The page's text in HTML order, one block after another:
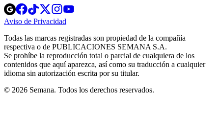
Opens
in
new
Opens
in
new
Opens
in
new
window
Opens
new
windowwindow
Aviso de Privacidad
new
window
Todas las marcas registradas son propiedad de la compañía
respectiva o de PUBLICACIONES SEMANA S.A.
Se prohíbe la reproducción total o parcial de cualquiera de los
contenidos que aquí aparezca, así como su traducción a cualquier
idioma sin autorización escrita por su titular.
© 2026 Semana. Todos los derechos reservados.